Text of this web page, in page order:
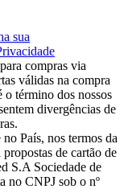
sua
compras via
válidas na compra
o término dos nossos
divergências de
País, nos termos da
de cartão de
S.A Sociedade de
no CNPJ sob o nº